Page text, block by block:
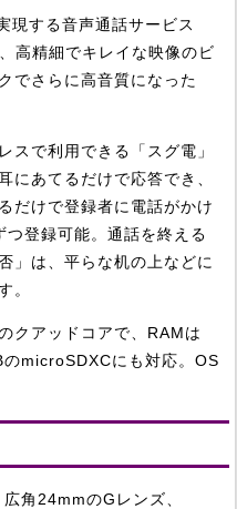
現する音声通話サービス
高精細でキレイな映像のビ
でさらに高音質になった
スで利用できる「スグ電」
にあてるだけで応答でき、
だけで登録者に電話がかけ
登録可能。通話を終える
」は、平らな机の上などに
。
クアッドコアで、RAMは
microSDXCにも対応。OS
角24mmのGレンズ、